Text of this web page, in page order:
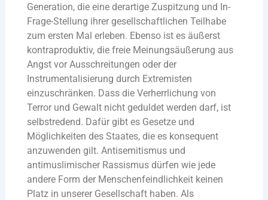
Generation, die eine derartige Zuspitzung und In-
Frage-Stellung ihrer gesellschaftlichen Teilhabe
zum ersten Mal erleben. Ebenso ist es äußerst
kontraproduktiv, die freie Meinungsäußerung aus
Angst vor Ausschreitungen oder der
Instrumentalisierung durch Extremisten
einzuschränken. Dass die Verherrlichung von
Terror und Gewalt nicht geduldet werden darf, ist
selbstredend. Dafür gibt es Gesetze und
Möglichkeiten des Staates, die es konsequent
anzuwenden gilt. Antisemitismus und
antimuslimischer Rassismus dürfen wie jede
andere Form der Menschenfeindlichkeit keinen
Platz in unserer Gesellschaft haben. Als